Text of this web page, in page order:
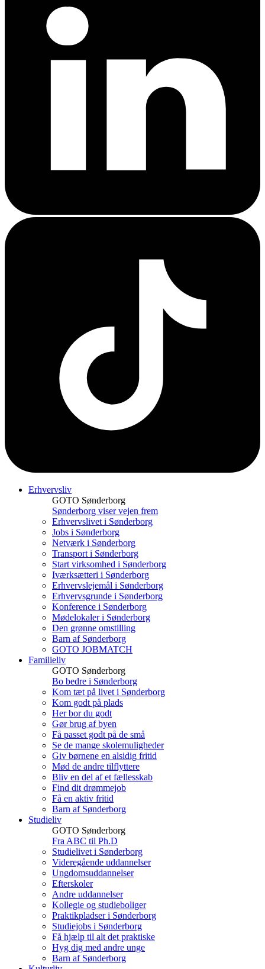
Erhvervsliv
GOTO Sønderborg
Sønderborg viser vejen frem
Erhvervslivet i Sønderborg
Jobs i Sønderborg
Netværk i Sønderborg
Transport i Sønderborg
Start virksomhed i Sønderborg
Iværksætteri i Sønderborg
Erhvervslejemål i Sønderborg
Erhvervsgrunde i Sønderborg
Konference i Sønderborg
Mødelokaler i Sønderborg
Den grønne omstilling
Barn af Sønderborg
GOTO JOBMATCH
Familieliv
GOTO Sønderborg
Bo bedre i Sønderborg
Kom tæt på livet i Sønderborg
Kom godt på plads
Her bor du godt
Gør brug af byen
Få passet godt på de små
Se de mange skolemuligheder
Giv børnene en alsidig fritid
Mød de andre tilflyttere
Bliv en del af et fællesskab
Find dit drømmejob
Få en aktiv fritid
Barn af Sønderborg
Studieliv
GOTO Sønderborg
Fra ABC til Ph.D
Studielivet i Sønderborg
Videregående uddannelser
Ungdomsuddannelser
Efterskoler
Andre uddannelser
Kollegie og studieboliger
Praktikpladser i Sønderborg
Studiejobs i Sønderborg
Få hjælp til alt det praktiske
Hyg dig med andre unge
Barn af Sønderborg